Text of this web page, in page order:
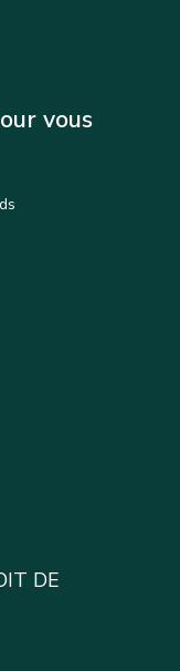
vous
DE